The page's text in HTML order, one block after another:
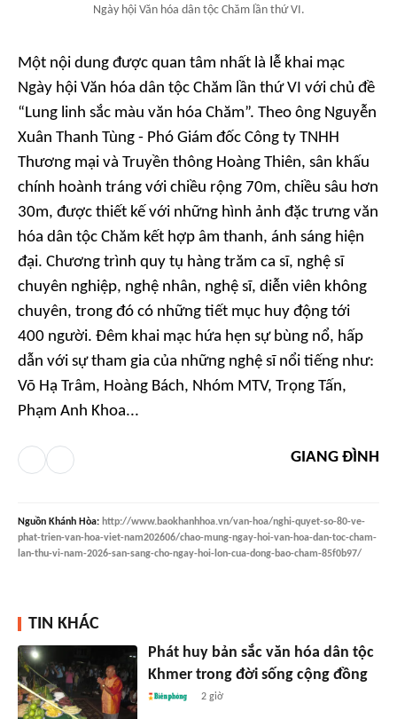
Ngày hội Văn hóa dân tộc Chăm lần thứ VI.
Một nội dung được quan tâm nhất là lễ khai mạc
Ngày hội Văn hóa dân tộc Chăm lần thứ VI với chủ đề
“Lung linh sắc màu văn hóa Chăm”. Theo ông Nguyễn
Xuân Thanh Tùng - Phó Giám đốc Công ty TNHH
Thương mại và Truyền thông Hoàng Thiên, sân khấu
chính hoành tráng với chiều rộng 70m, chiều sâu hơn
30m, được thiết kế với những hình ảnh đặc trưng văn
hóa dân tộc Chăm kết hợp âm thanh, ánh sáng hiện
đại. Chương trình quy tụ hàng trăm ca sĩ, nghệ sĩ
chuyên nghiệp, nghệ nhân, nghệ sĩ, diễn viên không
chuyên, trong đó có những tiết mục huy động tới
400 người. Đêm khai mạc hứa hẹn sự bùng nổ, hấp
dẫn với sự tham gia của những nghệ sĩ nổi tiếng như:
Võ Hạ Trâm, Hoàng Bách, Nhóm MTV, Trọng Tấn,
Phạm Anh Khoa...
GIANG ĐÌNH
Nguồn Khánh Hòa: http://www.baokhanhhoa.vn/van-hoa/nghi-quyet-so-80-ve-
phat-trien-van-hoa-viet-nam202606/chao-mung-ngay-hoi-van-hoa-dan-toc-cham-
lan-thu-vi-nam-2026-san-sang-cho-ngay-hoi-lon-cua-dong-bao-cham-85f0b97/
TIN KHÁC
Phát huy bản sắc văn hóa dân tộc
Khmer trong đời sống cộng đồng
2 giờ